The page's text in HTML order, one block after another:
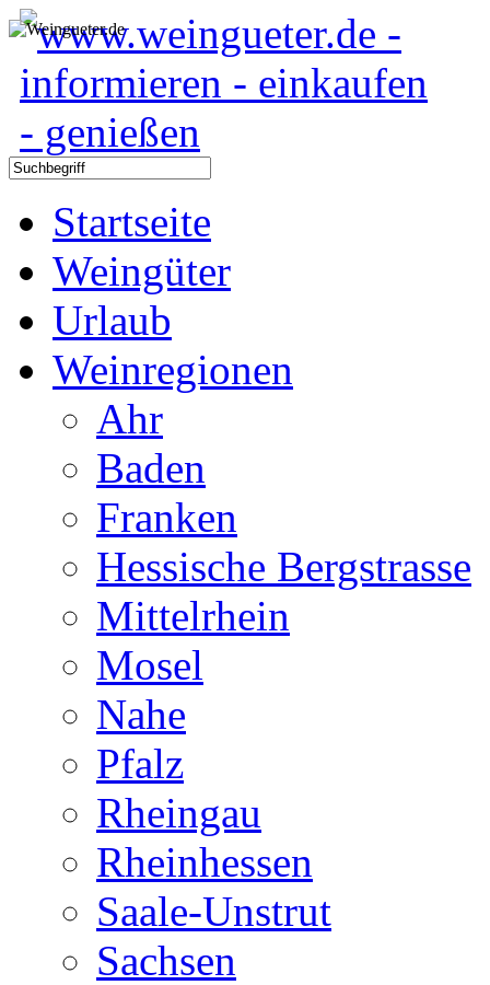
Startseite
Weingüter
Urlaub
Weinregionen
Ahr
Baden
Franken
Hessische Bergstrasse
Mittelrhein
Mosel
Nahe
Pfalz
Rheingau
Rheinhessen
Saale-Unstrut
Sachsen